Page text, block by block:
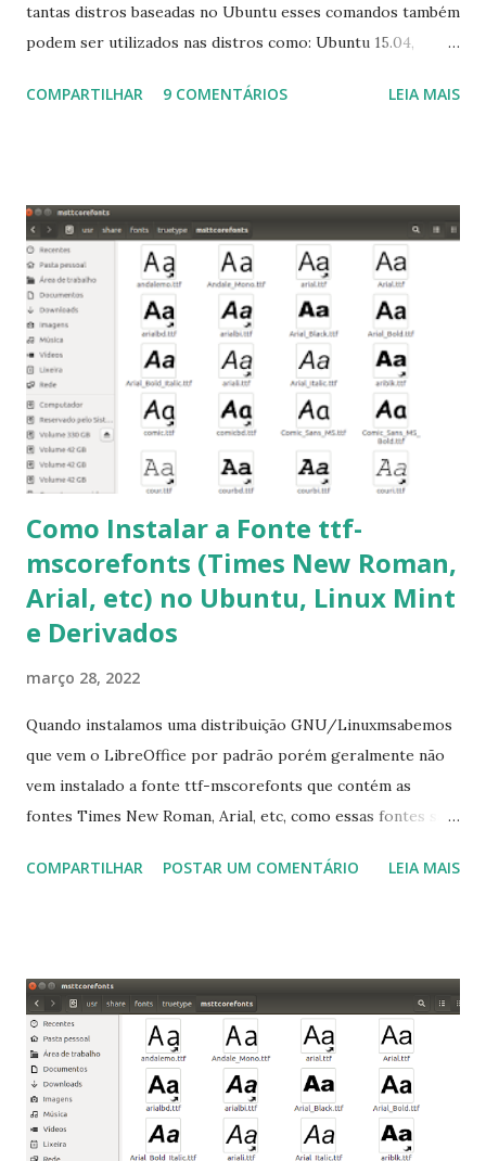
tantas distros baseadas no Ubuntu esses comandos também
podem ser utilizados nas distros como: Ubuntu 15.04,
Linux Mint 17, Pinguy OS 14.04, Elementary OS 0.3, Deepin
para usuários iniciantes... 1- Atualizar a lista de pacotes: $
sudo apt-get update 2- Atualizar toda a distro: $ sudo apt-
get -f dist-upgrade ou update-manager -d -c 3- Instalar
pacotes: $ sudo apt-get install [nome do pacote] 4-
Procurar arquivos corrompidos: $ sudo apt-get check 5-
Corrigir problemas de dependências, concluir instalação de
pacotes pendentes e outros erros: $ sudo apt-get -f install
6- Se o comando sudo apt-get -f install nã...
COMPARTILHAR 9 COMENTÁRIOS LEIA MAIS
Como Instalar a Fonte ttf-
mscorefonts (Times New Roman,
Arial, etc) no Ubuntu, Linux Mint
e Derivados
março 28, 2022
Quando instalamos uma distribuição GNU/Linuxmsabemos
que vem o LibreOffice por padrão porém geralmente não
vem instalado a fonte ttf-mscorefonts que contém as
fontes Times New Roman, Arial, etc, como essas fontes são
a Associação Brasileira de Normas Técnicas (ABNT), exige
que contém essas fontes. Ao instalar o GNU/Linux abra o
terminal e execute o comando: $ sudo apt-get install ttf-
mscorefonts-installer Leia os termos de uso e avance
clicando em “Ok” Agora aceite os termos de uso clicando
em “Sim” Pronto agora abra o LibreOffice e veja se as
fontes Times New Roman, Arial estão instaladas. Caso
COMPARTILHAR POSTAR UM COMENTÁRIO LEIA MAIS